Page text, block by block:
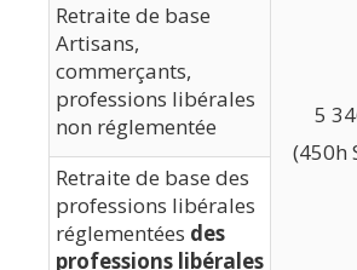
Retraite de base
Artisans,
commerçants,
professions libérales
non réglementée
5
(450h
Retraite de base des
professions libérales
réglementées des
professions libérales